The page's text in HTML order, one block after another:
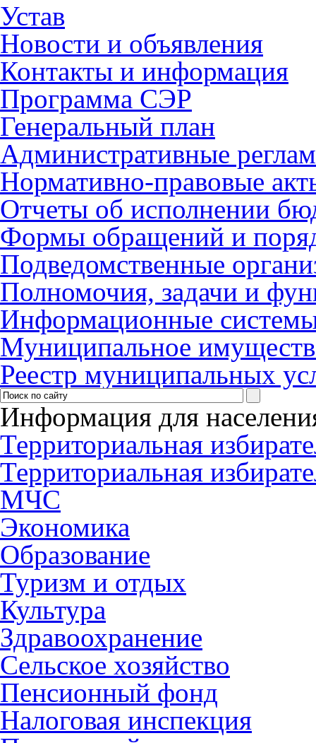
Устав
Новости и объявления
Контакты и информация
Программа СЭР
Генеральный план
Административные
Нормативно-правовые
Отчеты об исполнении
Формы обращений и
Подведомственные
Полномочия, задачи и
Информационные
Муниципальное
Реестр муниципальных
Информация для
Территориальная
Территориальная
МЧС
Экономика
Образование
Туризм и отдых
Культура
Здравоохранение
Сельское хозяйство
Пенсионный фонд
Налоговая инспекция